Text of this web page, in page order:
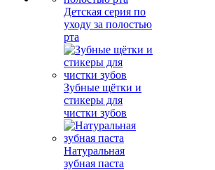
Детская серия по
уходу за полостью
рта
Зубные щётки и
стикеры для
чистки зубов
Натуральная
зубная паста